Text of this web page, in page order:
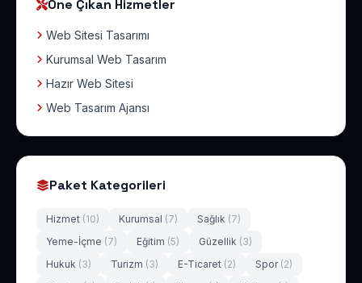
Öne Çıkan Hizmetler
Web Sitesi Tasarımı
Kurumsal Web Tasarım
Hazır Web Sitesi
Web Tasarım Ajansı
Paket Kategorileri
Hizmet (10) Kurumsal (7) Sağlık (7)
Yeme-İçme (7) Eğitim (5) Güzellik (3)
Hukuk (3) Turizm (3) E-Ticaret (2) Spor (2)